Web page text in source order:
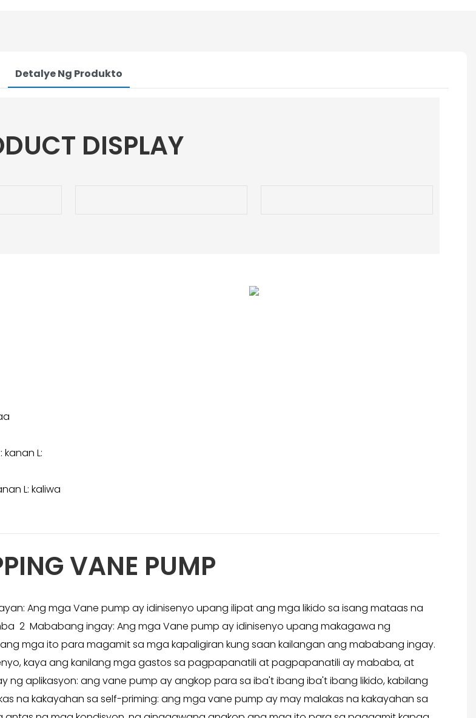
Detalye Ng Produkto
DISPLAY
L:
L: kaliwa
VANE PUMP
Ang mga Vane pump ay idinisenyo upang ilipat ang mga likido sa isang mataas na
2 Mababang ingay: Ang mga Vane pump ay idinisenyo upang makagawa ng
mga ito para magamit sa mga kapaligiran kung saan kailangan ang mababang ingay.
kaya ang kanilang mga gastos sa pagpapanatili at pagpapanatili ay mababa, at
aplikasyon: ang vane pump ay angkop para sa iba't ibang iba't ibang likido, kabilang
na kakayahan sa self-priming: ang mga vane pump ay may malakas na kakayahan sa